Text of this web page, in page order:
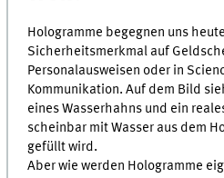
Hologramme begegnen uns
Sicherheitsmerkmal auf
Personalausweisen oder in
Kommunikation. Auf dem Bild
eines Wasserhahns und ein
scheinbar mit Wasser aus dem
gefüllt wird.
Aber wie werden Hologramme